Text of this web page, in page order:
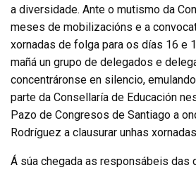
a diversidade. Ante o mutismo da
meses de mobilizacións e a
xornadas de folga para os días 16 e
mañá un grupo de delegados e
concentráronse en silencio,
parte da Consellaría de Educación
Pazo de Congresos de Santiago a
Rodríguez a clausurar unhas
Á súa chegada as responsábeis das